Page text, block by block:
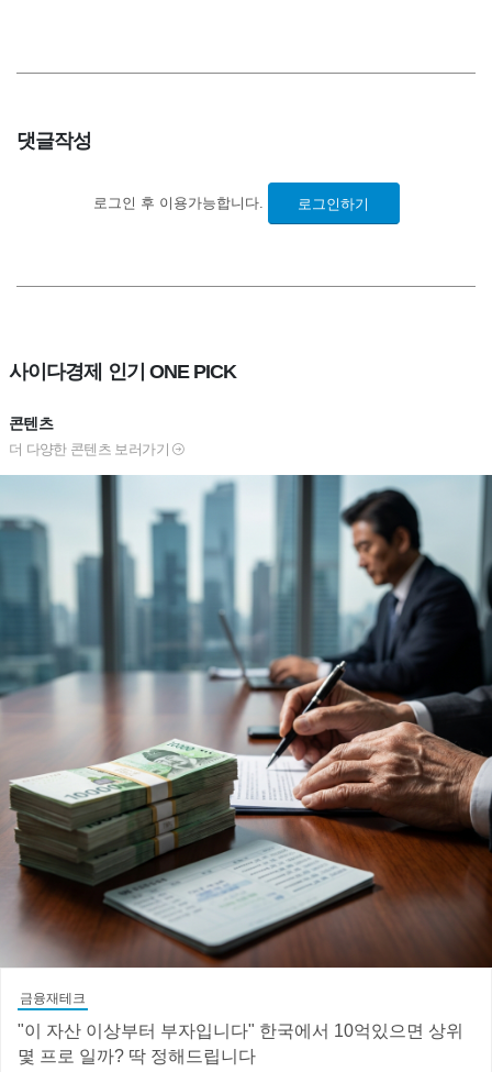
댓글작성
로그인 후 이용가능합니다. 로그인하기
사이다경제 인기 ONE PICK
콘텐츠
더 다양한 콘텐츠 보러가기
금융재테크
"이 자산 이상부터 부자입니다" 한국에서 10억있으면 상위
몇 프로 일까? 딱 정해드립니다